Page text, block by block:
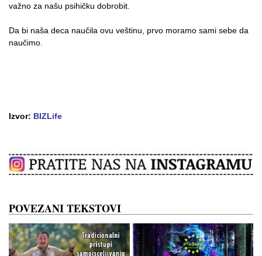
važno za našu psihičku dobrobit.
Da bi naša deca naučila ovu veštinu, prvo moramo sami sebe da
naučimo.
Izvor: BIZLife
POVEZANI TEKSTOVI